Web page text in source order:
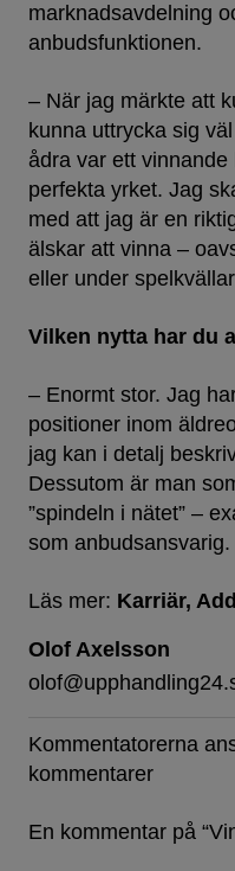
marknadsavdelning
anbudsfunktionen.
– När jag märkte att
kunna uttrycka sig
ådra var ett
perfekta yrket. Jag
med att jag är en
älskar att vinna –
eller under
Vilken nytta har du
– Enormt stor. Jag
positioner inom
jag kan i detalj
Dessutom är man
”spindeln i nätet” –
som anbudsansvarig.
Läs mer: Karriär
Olof Axelsson
Kommentatorerna
kommentarer
En kommentar på “